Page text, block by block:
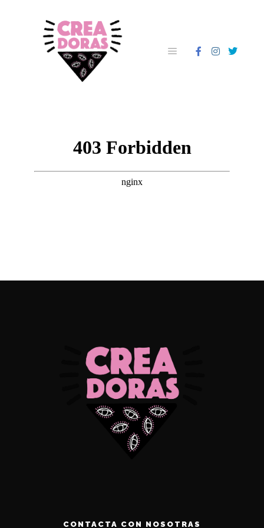
CONTACTA CON NOSOTRAS